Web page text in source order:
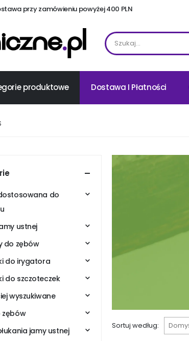
przy zamówieniu powyżej 400 PLN
produktowe Dostawa I Płatności
Sortuj według:
do
ustnej
do zębów
do irygatora
do szczoteczek
wyszukiwane
zębów
jamy ustnej